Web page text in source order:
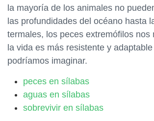
la mayoría de los animales no
las profundidades del océano hasta
termales, los peces extremófilos nos
la vida es más resistente y
podríamos imaginar.
peces en sílabas
aguas en sílabas
sobrevivir en sílabas